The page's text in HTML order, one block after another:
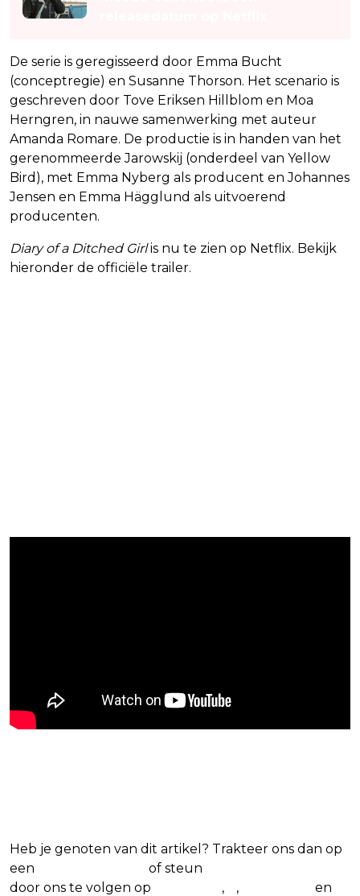
De serie is geregisseerd door Emma Bucht
(conceptregie) en Susanne Thorson. Het scenario is
geschreven door Tove Eriksen Hillblom en Moa
Herngren, in nauwe samenwerking met auteur
Amanda Romare. De productie is in handen van het
gerenommeerde Jarowskij (onderdeel van Yellow
Bird), met Emma Nyberg als producent en Johannes
Jensen en Emma Hägglund als uitvoerend
producenten.
Diary of a Ditched Girlis nu te zien op Netflix. Bekijk
hieronder de officiële trailer.
Heb je genoten van dit artikel? Trakteer ons dan op
een
of steun
door ons te volgen op
, , en